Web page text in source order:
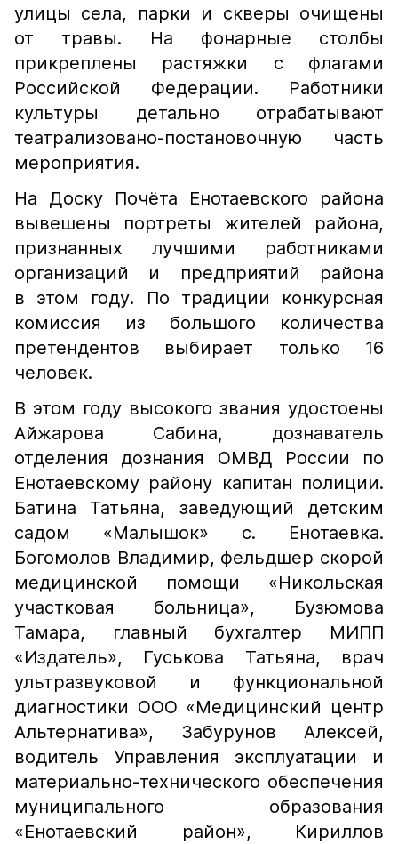
улицы села, парки и скверы очищены
от травы. На фонарные столбы
прикреплены растяжки с флагами
Российской Федерации. Работники
культуры детально отрабатывают
театрализовано-постановочную часть
мероприятия.
На Доску Почёта Енотаевского района
вывешены портреты жителей района,
признанных лучшими работниками
организаций и предприятий района
в этом году. По традиции конкурсная
комиссия из большого количества
претендентов выбирает только 16
человек.
В этом году высокого звания удостоены
Айжарова Сабина, дознаватель
отделения дознания ОМВД России по
Енотаевскому району капитан полиции.
Батина Татьяна, заведующий детским
садом «Малышок» с. Енотаевка.
Богомолов Владимир, фельдшер скорой
медицинской помощи «Никольская
участковая больница», Бузюмова
Тамара, главный бухгалтер МИПП
«Издатель», Гуськова Татьяна, врач
ультразвуковой и функциональной
диагностики ООО «Медицинский центр
Альтернатива», Забурунов Алексей,
водитель Управления эксплуатации и
материально-технического обеспечения
муниципального образования
«Енотаевский район», Кириллов